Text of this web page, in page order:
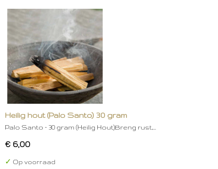
Heilig hout (Palo Santo) 30 gram
Palo Santo – 30 gram (Heilig Hout)Breng rust,…
€ 6,00
✓ Op voorraad